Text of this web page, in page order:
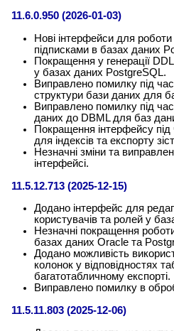
11.6.0.950 (2026-01-03)
Нові інтерфейси для роботи
підписками в базах даних
Покращення у генерації
у базах даних PostgreSQL.
Виправлено помилку під
структури бази даних для
Виправлено помилку під
даних до DBML для баз
Покращення інтерфейсу під
для індексів та експорту
Незначні зміни та
інтерфейсі.
11.5.12.713 (2025-12-15)
Додано інтерфейс для
користувачів та ролей у
Незначні покращення
базах даних Oracle та
Додано можливість
колонок у відповідностях
багатотабличному експорті.
Виправлено помилку в
11.5.11.803 (2025-12-06)